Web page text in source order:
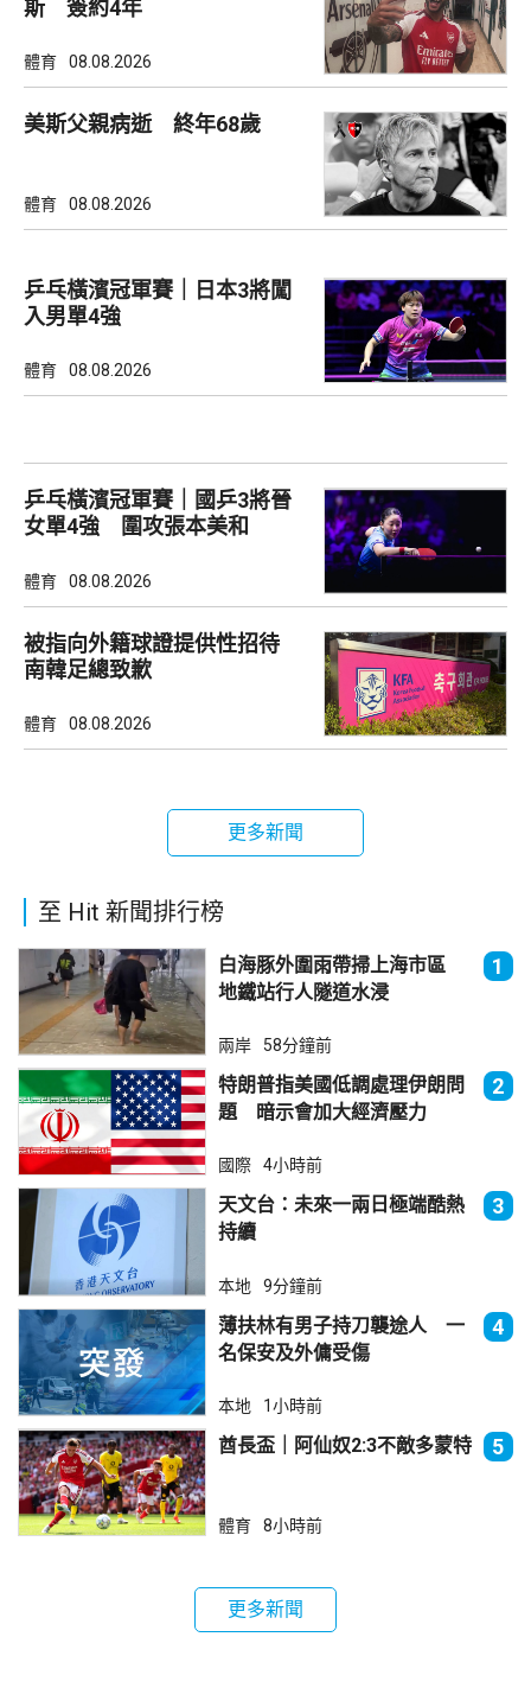
斯 簽約4年
體育 08.08.2026
美斯父親病逝 終年68歲
體育 08.08.2026
乒乓橫濱冠軍賽｜日本3將闖
入男單4強
體育 08.08.2026
乒乓橫濱冠軍賽｜國乒3將晉
女單4強 圍攻張本美和
體育 08.08.2026
被指向外籍球證提供性招待
南韓足總致歉
體育 08.08.2026
更多新聞
至 Hit 新聞排行榜
白海豚外圍雨帶掃上海市區
地鐵站行人隧道水浸
1
兩岸 58分鐘前
特朗普指美國低調處理伊朗問
題 暗示會加大經濟壓力
2
國際 4小時前
天文台：未來一兩日極端酷熱
持續
3
本地 9分鐘前
薄扶林有男子持刀襲途人 一
名保安及外傭受傷
4
本地 1小時前
酋長盃｜阿仙奴2:3不敵多蒙特 5
體育 8小時前
更多新聞